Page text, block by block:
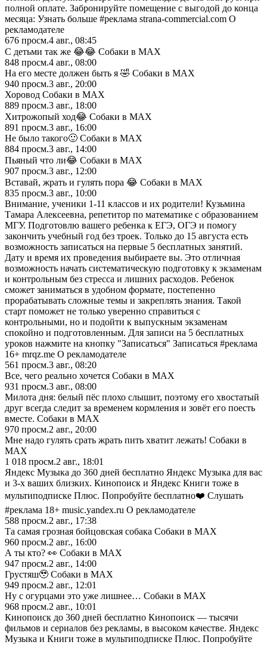
полной оплате. Забронируйте помещение с выгодой до конца
месяца: Узнать больше #реклама strana-commercial.com О
рекламодателе
676 просм.4 авг., 08:45
С детьми так же 😂😂 Собаки в MAX
848 просм.4 авг., 08:00
На его месте должен быть я 🤣 Собаки в MAX
940 просм.3 авг., 20:00
Хоровод Собаки в MAX
889 просм.3 авг., 18:00
Хитрожопый ход😂 Собаки в MAX
891 просм.3 авг., 16:00
Не было такого🙂 Собаки в MAX
884 просм.3 авг., 14:00
Пьяный что ли😂 Собаки в MAX
907 просм.3 авг., 12:00
Вставай, жрать и гулять пора 😂 Собаки в MAX
835 просм.3 авг., 10:00
Внимание, ученики 1-11 классов и их родители! Кузьмина
Тамара Алексеевна, репетитор по математике с образованием
МГУ. Подготовлю вашего ребенка к ЕГЭ, ОГЭ и помогу
закончить учебный год без троек. Только до 15 августа есть
возможность записаться на первые 5 бесплатных занятий.
Дату и время их проведения выбираете вы. Это отличная
возможность начать систематическую подготовку к экзаменам
и контрольным без стресса и лишних расходов. Ребенок
сможет заниматься в удобном формате, постепенно
прорабатывать сложные темы и закреплять знания. Такой
старт поможет не только уверенно справиться с
контрольными, но и подойти к выпускным экзаменам
спокойно и подготовленным. Для записи на 5 бесплатных
уроков нажмите на кнопку "Записаться" Записаться #реклама
16+ mrqz.me О рекламодателе
561 просм.3 авг., 08:20
Все, чего реально хочется Собаки в MAX
931 просм.3 авг., 08:00
Милота дня: белый пёс плохо слышит, поэтому его хвостатый
друг всегда следит за временем кормления и зовёт его поесть
вместе. Собаки в MAX
970 просм.2 авг., 20:00
Мне надо гулять срать жрать пить хватит лежать! Собаки в
MAX
1 018 просм.2 авг., 18:01
Яндекс Музыка до 360 дней бесплатно Яндекс Музыка для вас
и 3-х ваших близких. Кинопоиск и Яндекс Книги тоже в
мультиподписке Плюс. Попробуйте бесплатно❤️ Слушать
#реклама 18+ music.yandex.ru О рекламодателе
588 просм.2 авг., 17:38
Та самая грозная бойцовская собака Собаки в MAX
960 просм.2 авг., 16:00
А ты кто? 👀 Собаки в MAX
947 просм.2 авг., 14:00
Грустяш🥹 Собаки в MAX
949 просм.2 авг., 12:01
Ну с огурцами это уже лишнее… Собаки в MAX
968 просм.2 авг., 10:01
Кинопоиск до 360 дней бесплатно Кинопоиск — тысячи
фильмов и сериалов без рекламы, в высоком качестве. Яндекс
Музыка и Книги тоже в мультиподписке Плюс. Попробуйте